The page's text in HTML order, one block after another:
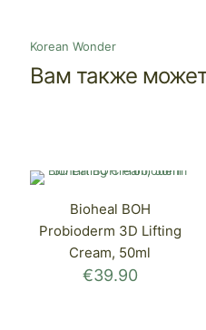
Korean Wonder
Вам также
Bioheal BOH
Probioderm 3D Lifting
Cream, 50ml
€39.90